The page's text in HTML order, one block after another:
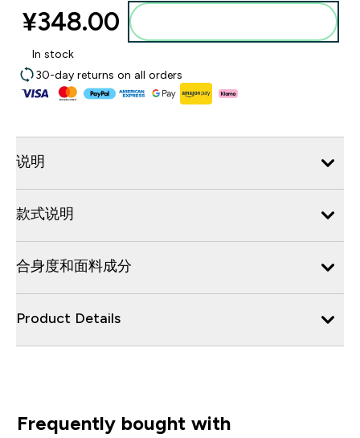
¥348.00‎
In stock
30-day returns on all orders
说明
款式说明
合身度和面料成分
Product Details
Frequently bought with